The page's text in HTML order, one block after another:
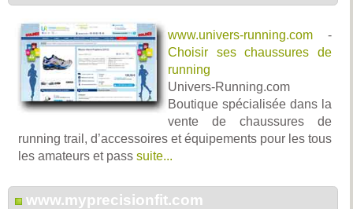
www.univers-running.com -
Choisir ses chaussures de
running
Univers-Running.com
Boutique spécialisée dans la
vente de chaussures de
running trail, d’accessoires et équipements pour les tous
les amateurs et pass suite...
www.myprecisionfit.com